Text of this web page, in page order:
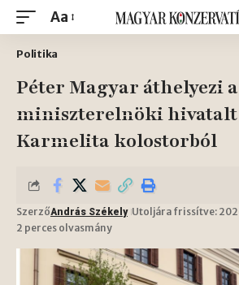
Aa
Politika
Péter Magyar áthelyezi a
miniszterelnöki hivatalt
Karmelita kolostorból
SzerzőAndrás Székely Utoljára frissítve:
2 perces olvasmány